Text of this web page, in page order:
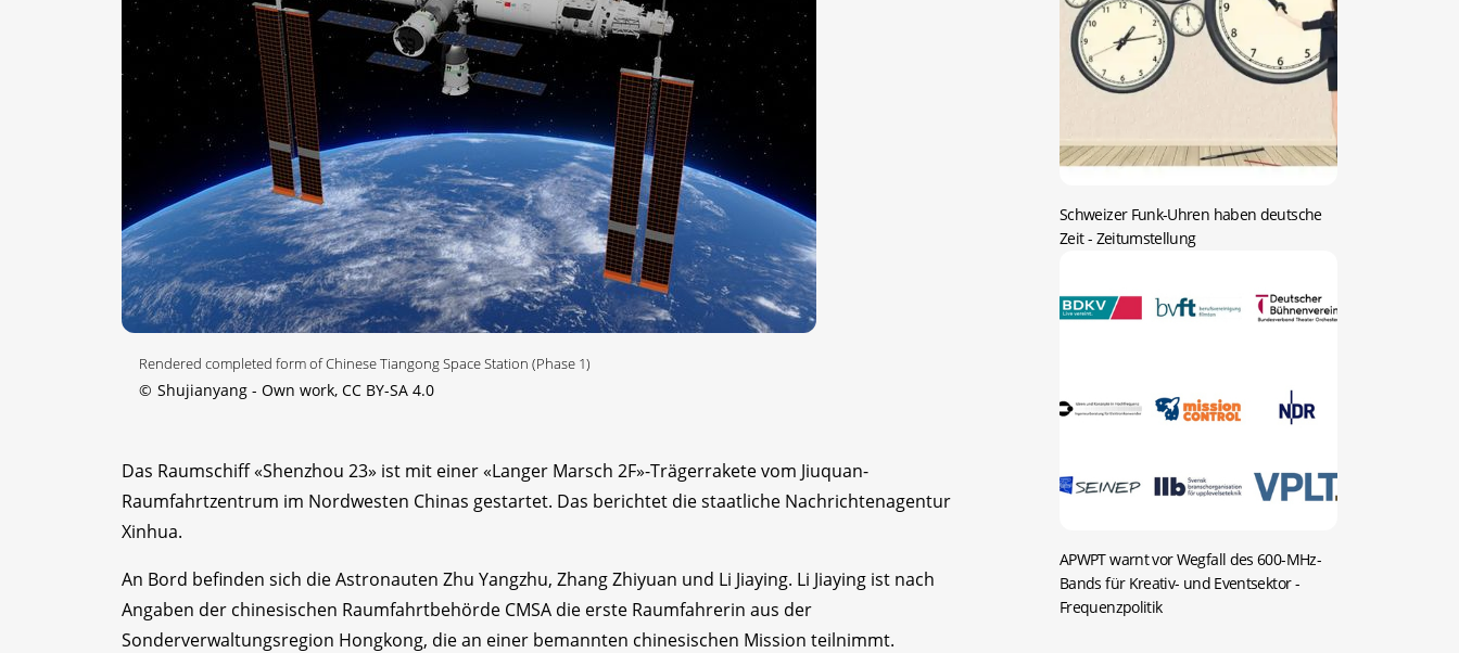
Rendered completed form of Chinese Tiangong Space Station (Phase 1)
© Shujianyang - Own work, CC BY-SA 4.0
Das Raumschiff «Shenzhou 23» ist mit einer «Langer Marsch 2F»-Trägerrakete vom Jiuquan-
Raumfahrtzentrum im Nordwesten Chinas gestartet. Das berichtet die staatliche Nachrichtenagentur
Xinhua.
An Bord befinden sich die Astronauten Zhu Yangzhu, Zhang Zhiyuan und Li Jiaying. Li Jiaying ist nach
Angaben der chinesischen Raumfahrtbehörde CMSA die erste Raumfahrerin aus der
Sonderverwaltungsregion Hongkong, die an einer bemannten chinesischen Mission teilnimmt.
Schweizer Funk-Uhren haben deutsche
Zeit- Zeitumstellung
APWPT warnt vor Wegfall des 600-MHz-
Bands für Kreativ- und Eventsektor-
Frequenzpolitik